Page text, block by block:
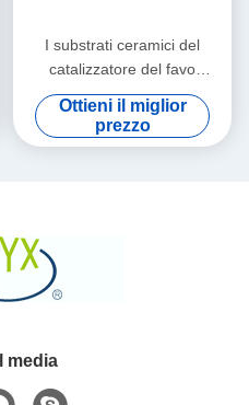
I substrati ceramici del
catalizzatore del favo
dell'allumina si assottigliano
ed abitudine
Ottieni il miglior
prezzo
media